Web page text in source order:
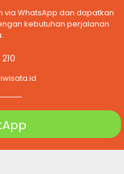
via WhatsApp dan dapatkan
kebutuhan perjalanan
210